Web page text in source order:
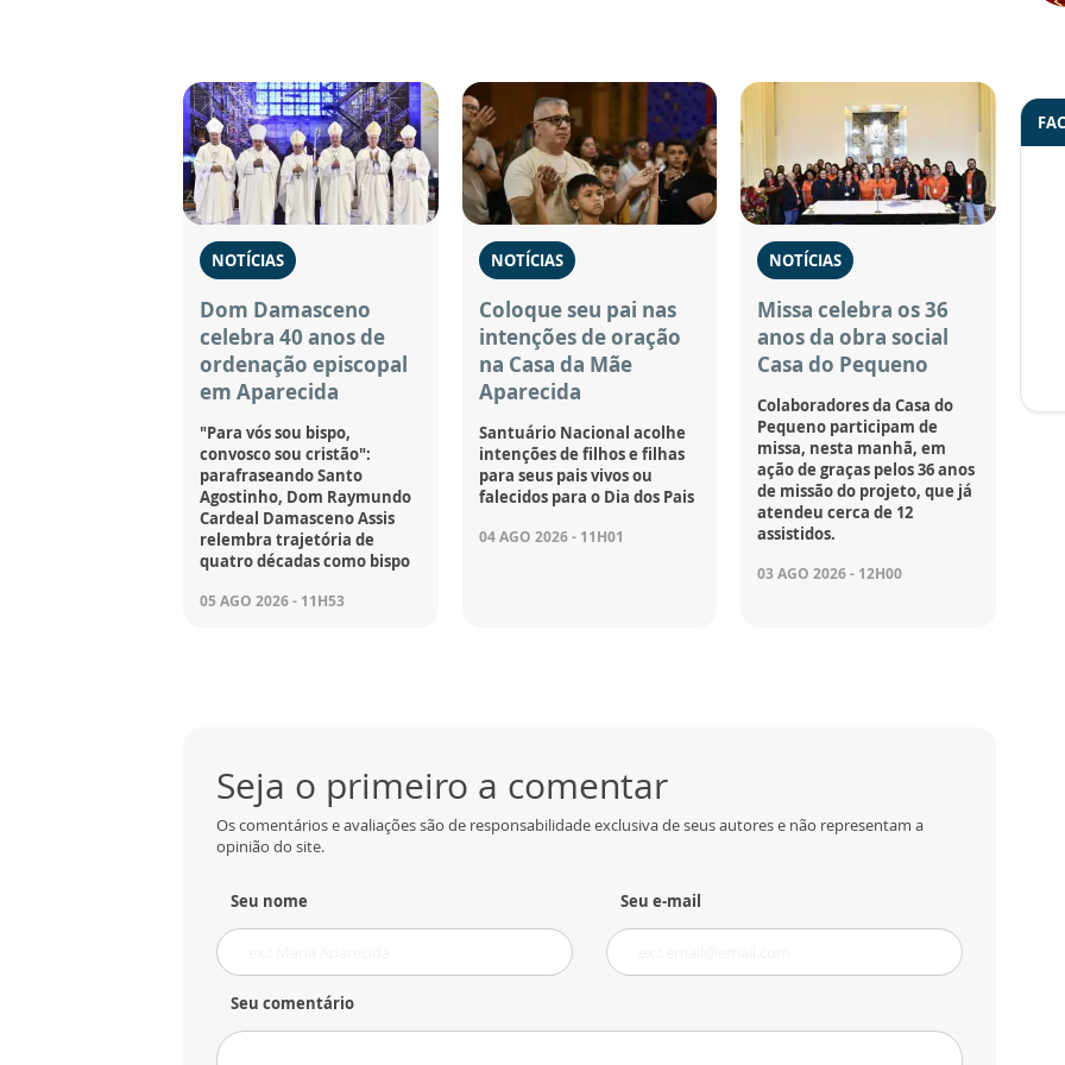
NOTÍCIAS
Dom Damasceno
celebra 40 anos de
ordenação episcopal
em Aparecida
"Para vós sou bispo,
convosco sou cristão":
parafraseando Santo
Agostinho, Dom Raymundo
Cardeal Damasceno Assis
relembra trajetória de
quatro décadas como bispo
05 AGO 2026 - 11H53
NOTÍCIAS
Coloque seu pai nas
intenções de oração
na Casa da Mãe
Aparecida
Santuário Nacional acolhe
intenções de filhos e filhas
para seus pais vivos ou
falecidos para o Dia dos Pais
04 AGO 2026 - 11H01
NOTÍCIAS
Missa celebra os 36
anos da obra social
Casa do Pequeno
Colaboradores da Casa do
Pequeno participam de
missa, nesta manhã, em
ação de graças pelos 36 anos
de missão do projeto, que já
atendeu cerca de 12
assistidos.
03 AGO 2026 - 12H00
Seja o primeiro a comentar
Os comentários e avaliações são de responsabilidade exclusiva de seus autores e não representam a
opinião do site.
Seu nome Seu e-mail
Seu comentário